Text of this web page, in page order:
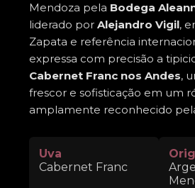
Mendoza pela Bodega
liderado por Alejandro Vigil,
Zapata e referência
expressa com precisão a
Cabernet Franc nos Andes,
frescor e sofisticação em um
amplamente reconhecido
Uva
Cabernet Franc